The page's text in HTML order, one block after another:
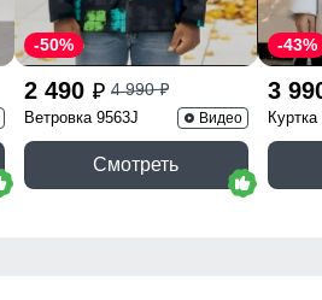
2 490 p 4 990p
-50%
Ветровка 9563J Видео
Смотреть
3
-43%